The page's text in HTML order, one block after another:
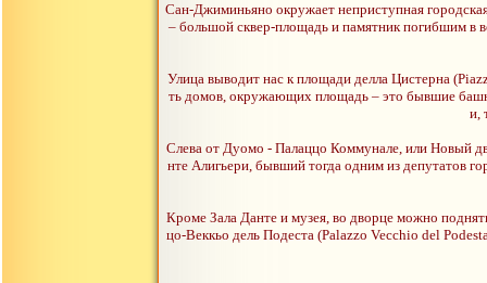
Сан-Джиминьяно окружает неприступная
– большой сквер-площадь и памятник погибшим в
Улица выводит нас к площади делла Цистерна
ть домов, окружающих площадь – это бывшие
и,
Слева от Дуомо - Палаццо Коммунале, или Новый
нте Алигьери, бывший тогда одним из депутатов
Кроме Зала Данте и музея, во дворце можно
цо-Веккьо дель Подеста (Palazzo Vecchio del